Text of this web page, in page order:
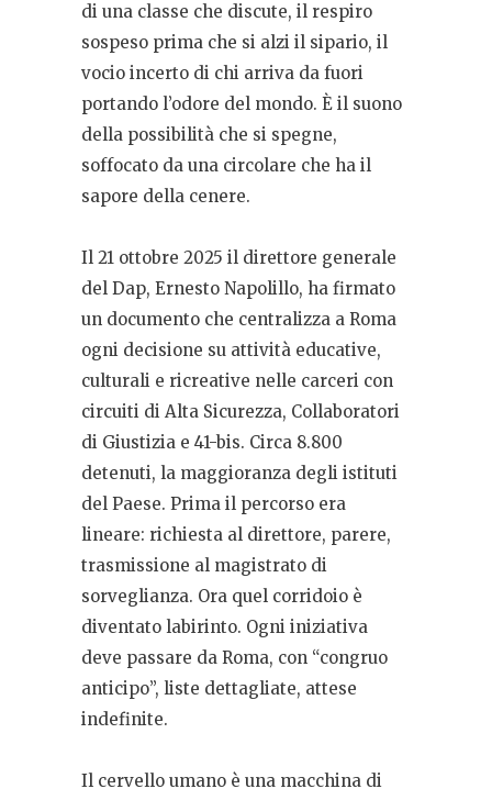
di una classe che discute, il respiro
sospeso prima che si alzi il sipario, il
vocio incerto di chi arriva da fuori
portando l’odore del mondo. È il suono
della possibilità che si spegne,
soffocato da una circolare che ha il
sapore della cenere.
Il 21 ottobre 2025 il direttore generale
del Dap, Ernesto Napolillo, ha firmato
un documento che centralizza a Roma
ogni decisione su attività educative,
culturali e ricreative nelle carceri con
circuiti di Alta Sicurezza, Collaboratori
di Giustizia e 41-bis. Circa 8.800
detenuti, la maggioranza degli istituti
del Paese. Prima il percorso era
lineare: richiesta al direttore, parere,
trasmissione al magistrato di
sorveglianza. Ora quel corridoio è
diventato labirinto. Ogni iniziativa
deve passare da Roma, con “congruo
anticipo”, liste dettagliate, attese
indefinite.
Il cervello umano è una macchina di